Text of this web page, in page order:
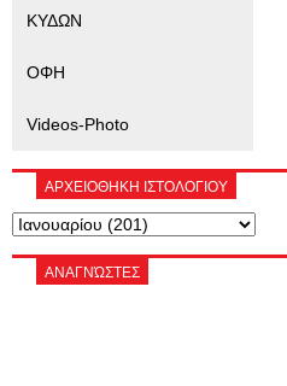
ΚΥΔΩΝ
ΟΦΗ
Videos-Photo
ΑΡΧΕΙΟΘΗΚΗ ΙΣΤΟΛΟΓΙΟΥ
ΑΝΑΓΝΏΣΤΕΣ